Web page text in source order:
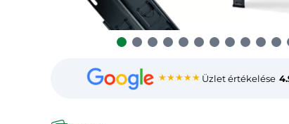
★★★★★ Üzlet értékelése